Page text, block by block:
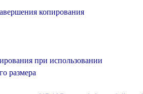
копирования
при использовании
размера